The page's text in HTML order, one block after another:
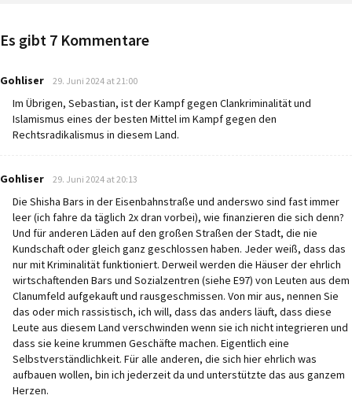
Es gibt 7 Kommentare
Gohliser says:
29. Juni 2024 at 21:00
Im Übrigen, Sebastian, ist der Kampf gegen Clankriminalität und
Islamismus eines der besten Mittel im Kampf gegen den
Rechtsradikalismus in diesem Land.
Gohliser says:
29. Juni 2024 at 20:13
Die Shisha Bars in der Eisenbahnstraße und anderswo sind fast immer
leer (ich fahre da täglich 2x dran vorbei), wie finanzieren die sich denn?
Und für anderen Läden auf den großen Straßen der Stadt, die nie
Kundschaft oder gleich ganz geschlossen haben. Jeder weiß, dass das
nur mit Kriminalität funktioniert. Derweil werden die Häuser der ehrlich
wirtschaftenden Bars und Sozialzentren (siehe E97) von Leuten aus dem
Clanumfeld aufgekauft und rausgeschmissen. Von mir aus, nennen Sie
das oder mich rassistisch, ich will, dass das anders läuft, dass diese
Leute aus diesem Land verschwinden wenn sie ich nicht integrieren und
dass sie keine krummen Geschäfte machen. Eigentlich eine
Selbstverständlichkeit. Für alle anderen, die sich hier ehrlich was
aufbauen wollen, bin ich jederzeit da und unterstützte das aus ganzem
Herzen.